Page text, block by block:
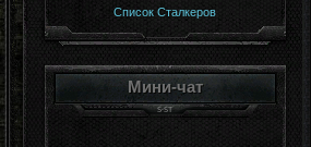
Список Сталкеров
Мини-чат